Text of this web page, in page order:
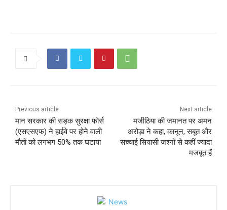
Previous article
मान सरकार की सड़क सुरक्षा फोर्स
(एसएसएफ) ने हाईवे पर होने वाली
मौतों को लगभग 50% तक घटाया
Next article
मजीठिया की जमानत पर अमन
अरोड़ा ने कहा, कानून, सबूत और
सच्चाई सियासी जश्नों से कहीं ज्यादा
मजबूत हैं